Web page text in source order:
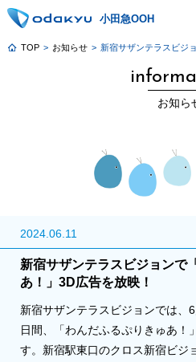
小田急OOH
TOP お知らせ 新宿サザンテラスビジ
お知ら
2024.06.11
新宿サザンテラスビジョンで
あ！」3D広告を放映！
新宿サザンテラスビジョンでは、
日間、「わんだふるぷりきゅあ！
す。新宿駅東口のクロス新宿ビジ